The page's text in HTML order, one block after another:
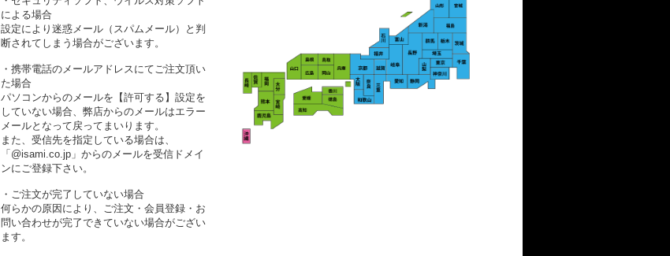
による場合
設定により迷惑メール（スパムメール）と判
断されてしまう場合がございます。
・携帯電話のメールアドレスにてご注文頂い
た場合
パソコンからのメールを【許可する】設定を
していない場合、弊店からのメールはエラー
メールとなって戻ってまいります。
また、受信先を指定している場合は、
「@isami.co.jp」からのメールを受信ドメイ
ンにご登録下さい。
・ご注文が完了していない場合
何らかの原因により、ご注文・会員登録・お
問い合わせが完了できていない場合がござい
ます。